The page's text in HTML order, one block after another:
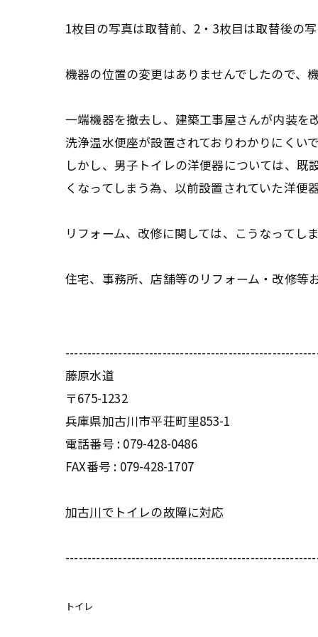
1枚目の写真は取替前、2・3枚目は取替後の写
機器の位置の変更はありませんでしたので、
一端機器を撤去し、建築工事屋さんが内装を
洗浄温水便座が設置されておりわかりにくい
しかし、男子トイレの洋便器については、
くなってしまう為、以前設置されていた洋便
リフォーム、改修に関しては、こうなってし
住宅、事務所、店舗等のリフォーム・改修等
藤原水道
〒675-1232
兵庫県加古川市平荘町里853-1
電話番号 : 079-428-0486
FAX番号 : 079-428-1707
加古川でトイレの故障に対応
トイレ